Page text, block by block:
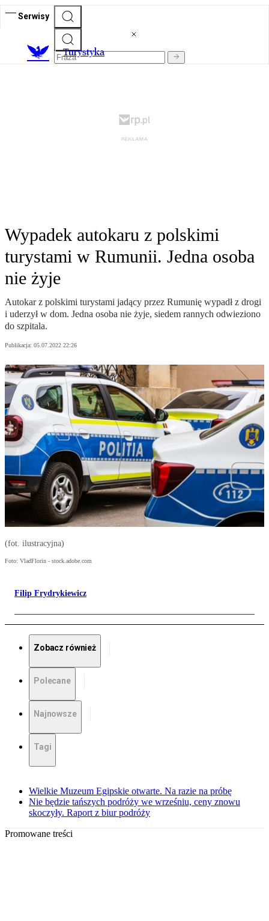
Serwisy
Turystyka
Wypadek autokaru z polskimi
turystami w Rumunii. Jedna osoba
nie żyje
Autokar z polskimi turystami jadący przez Rumunię wypadł z drogi
i uderzył w dom. Jedna osoba nie żyje, siedem rannych odwieziono
do szpitala.
Publikacja: 05.07.2022 22:26
(fot. ilustracyjna)
Foto: VladFlorin - stock.adobe.com
Filip Frydrykiewicz
Zobacz również
Polecane
Najnowsze
Tagi
Wielkie Muzeum Egipskie otwarte. Na razie na próbę
Nie będzie tańszych podróży we wrześniu, ceny znowu
skoczyły. Raport z biur podróży
Promowane treści